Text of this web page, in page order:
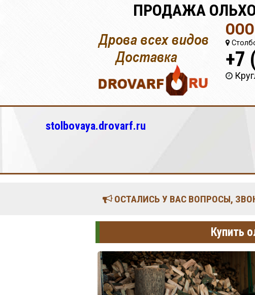
ПРОДАЖА
+7
stolbovaya.drovarf.ru
ОСТАЛИСЬ У ВАС ВОПРОСЫ,
Купить